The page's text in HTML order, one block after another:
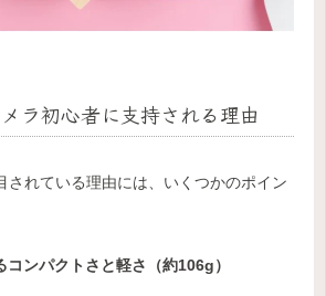
ラ初心者に支持される理由
されている理由には、いくつかのポイン
コンパクトさと軽さ（約106g）